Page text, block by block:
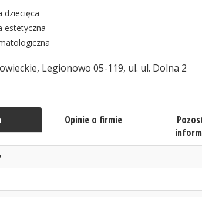
dziecięca
estetyczna
Legionowo 05-119, ul. ul. Dolna 2
Opinie o firmie